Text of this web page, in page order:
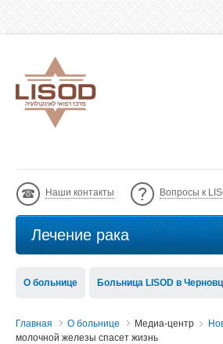
Наши контакты Вопросы к
Лечение рака
О больнице Больница LISOD в
Главная О больнице Медиа-центр
молочной железы спасет жизнь